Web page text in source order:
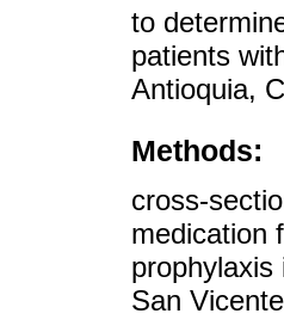
to
patients
Antioquia,
Methods:
cross-
medication
San